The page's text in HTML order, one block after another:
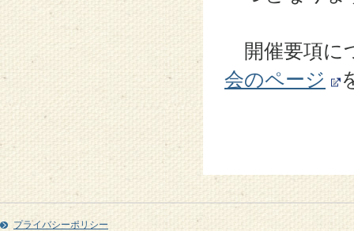
開催要項に
会のページ
プライバシーポリシー